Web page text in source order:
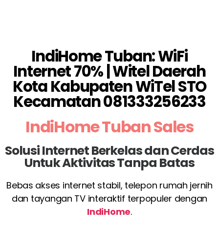
IndiHome Tuban: WiFi
Internet 70% | Witel Daerah
Kota Kabupaten WiTel STO
Kecamatan 081333256233
IndiHome Tuban Sales
Solusi Internet Berkelas dan Cerdas
Untuk Aktivitas Tanpa Batas
Bebas akses internet stabil, telepon rumah jernih
dan tayangan TV interaktif terpopuler dengan
IndiHome.